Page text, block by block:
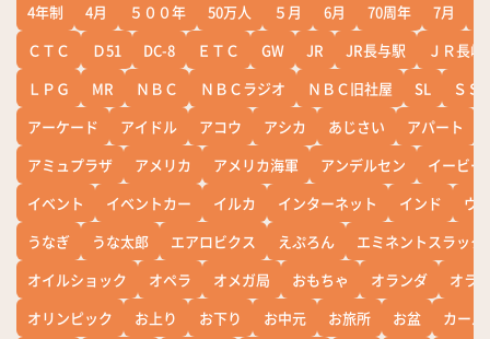
4年制
4月 ５００年 50万人 ５月 6月 70周年 7月
ＣＴＣ
Ｄ51 DC-8 ＥＴＣ GW JR JR長与駅
ＪＲ長崎
ＬＰＧ
MR ＮＢＣ ＮＢＣラジオ ＮＢＣ旧社屋 SL
ＳＳ
アーケード
アイドル アコウ アシカ あじさい アパート
アミュプラザ
アメリカ アメリカ海軍 アンデルセン
イービー
イベント
イベントカー イルカ インターネット インド
ウ
うなぎ
うな太郎 エアロビクス えぷろん
エミネントスラック
オイルショック
オペラ オメガ局 おもちゃ オランダ
オラ
オリンピック
お上り お下り お中元 お旅所 お盆
カー